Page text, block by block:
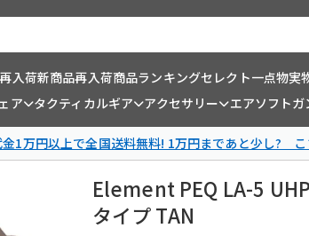
入荷新商品再入荷商品ランキングセレクト一点物実
ア タクティカルギア アクセサリー エアソフトガ
金1万円以上で全国送料無料! 1万円まであと少し?
Element PEQ LA-5
タイプ TAN